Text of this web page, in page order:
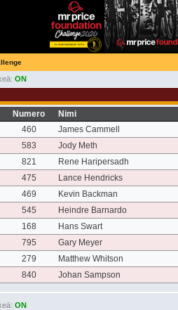
ON
Numero Nimi
460 James Cammell
583 Jody Meth
821 Rene Haripersadh
475 Lance Hendricks
469 Kevin Backman
545 Heindre Barnardo
168 Hans Swart
795 Gary Meyer
279 Matthew Whitson
840 Johan Sampson
ON